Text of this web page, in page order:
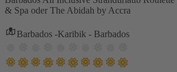
& Spa oder The Abidah by Accra
Barbados -Karibik - Barbados